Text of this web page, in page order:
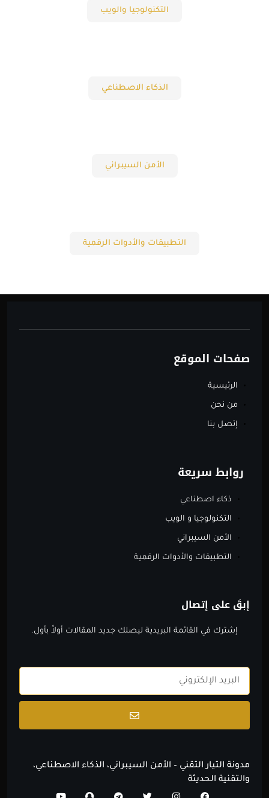
التكنولوجيا والويب
الذكاء الاصطناعي
الأمن السيبراني
التطبيقات والأدوات الرقمية
صفحات الموقع
الرئيسية
من نحن
إتصل بنا
روابط سريعة
ذكاء اصطناعي
التكنولوجيا و الويب
الأمن السيبراني
التطبيقات والأدوات الرقمية
إبقَ على إتصال
إشترك في القائمة البريدية ليصلك جديد المقالات أولاََ بأول.
مدونة التيار التقني – الأمن السيبراني، الذكاء الاصطناعي،
والتقنية الحديثة
F
I
T
T
S
Y